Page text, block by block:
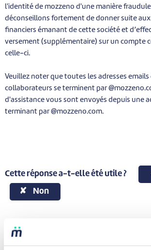
l'identité de mozzeno d'une manière
déconseillons fortement de donner suite aux
financiers émanant de cette société et
versement (supplémentaire) sur un compte
celle-ci.
Veuillez noter que toutes les adresses emails
collaborateurs se terminent par
d'assistance vous sont envoyés depuis une
terminant par @mozzeno.com.
Cette réponse a-t-elle été utile ?
Non